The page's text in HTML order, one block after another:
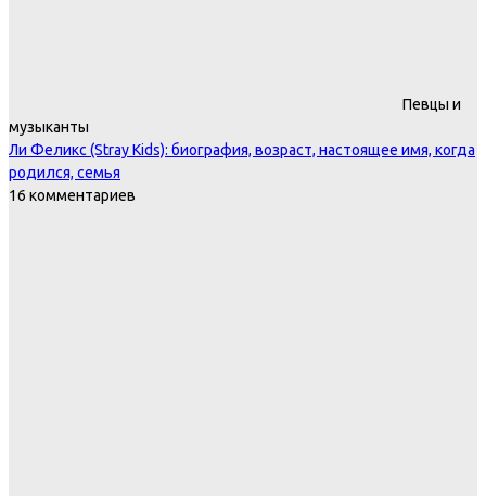
Певцы и
музыканты
Ли Феликс (Stray Kids): биография, возраст, настоящее имя, когда
родился, семья
16 комментариев